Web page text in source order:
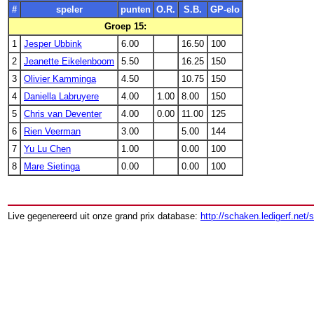
#
speler punten O.R. S.B.
GP-elo
Groep 15:
1
Jesper Ubbink 6.00 16.50
100
2
Jeanette Eikelenboom 5.50 16.25
150
3
Olivier Kamminga 4.50 10.75
150
4
Daniella Labruyere 4.00 1.00 8.00
150
5
Chris van Deventer 4.00 0.00 11.00
125
6
Rien Veerman 3.00 5.00
144
7
Yu Lu Chen 1.00 0.00
100
8
Mare Sietinga 0.00 0.00 100
Live gegenereerd uit onze grand prix database: http://schaken.ledigerf.net/